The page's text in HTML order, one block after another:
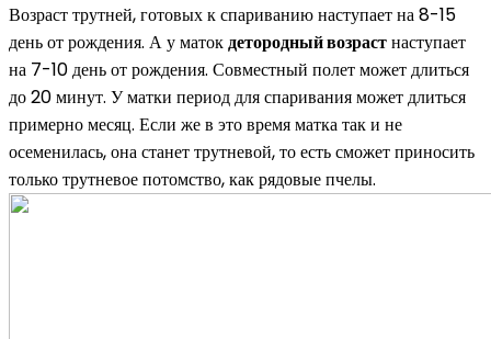
Возраст трутней, готовых к спариванию наступает на 8-15
день от рождения. А у матокдетородный возрастнаступает
на 7-10 день от рождения. Совместный полет может длиться
до 20 минут. У матки период для спаривания может длиться
примерно месяц. Если же в это время матка так и не
осеменилась, она станет трутневой, то есть сможет приносить
только трутневое потомство, как рядовые пчелы.